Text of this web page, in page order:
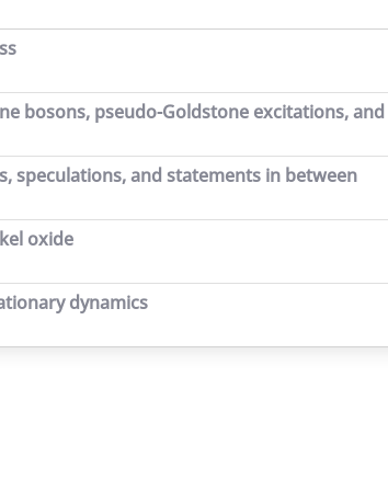
bosons, pseudo-Goldstone excitations,
speculations, and statements in between
oxide
dynamics